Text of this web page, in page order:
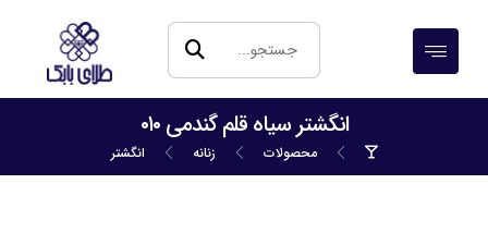
انگشتر سیاه قلم گندمی ۰۱۰
محصولات زنانه انگشتر